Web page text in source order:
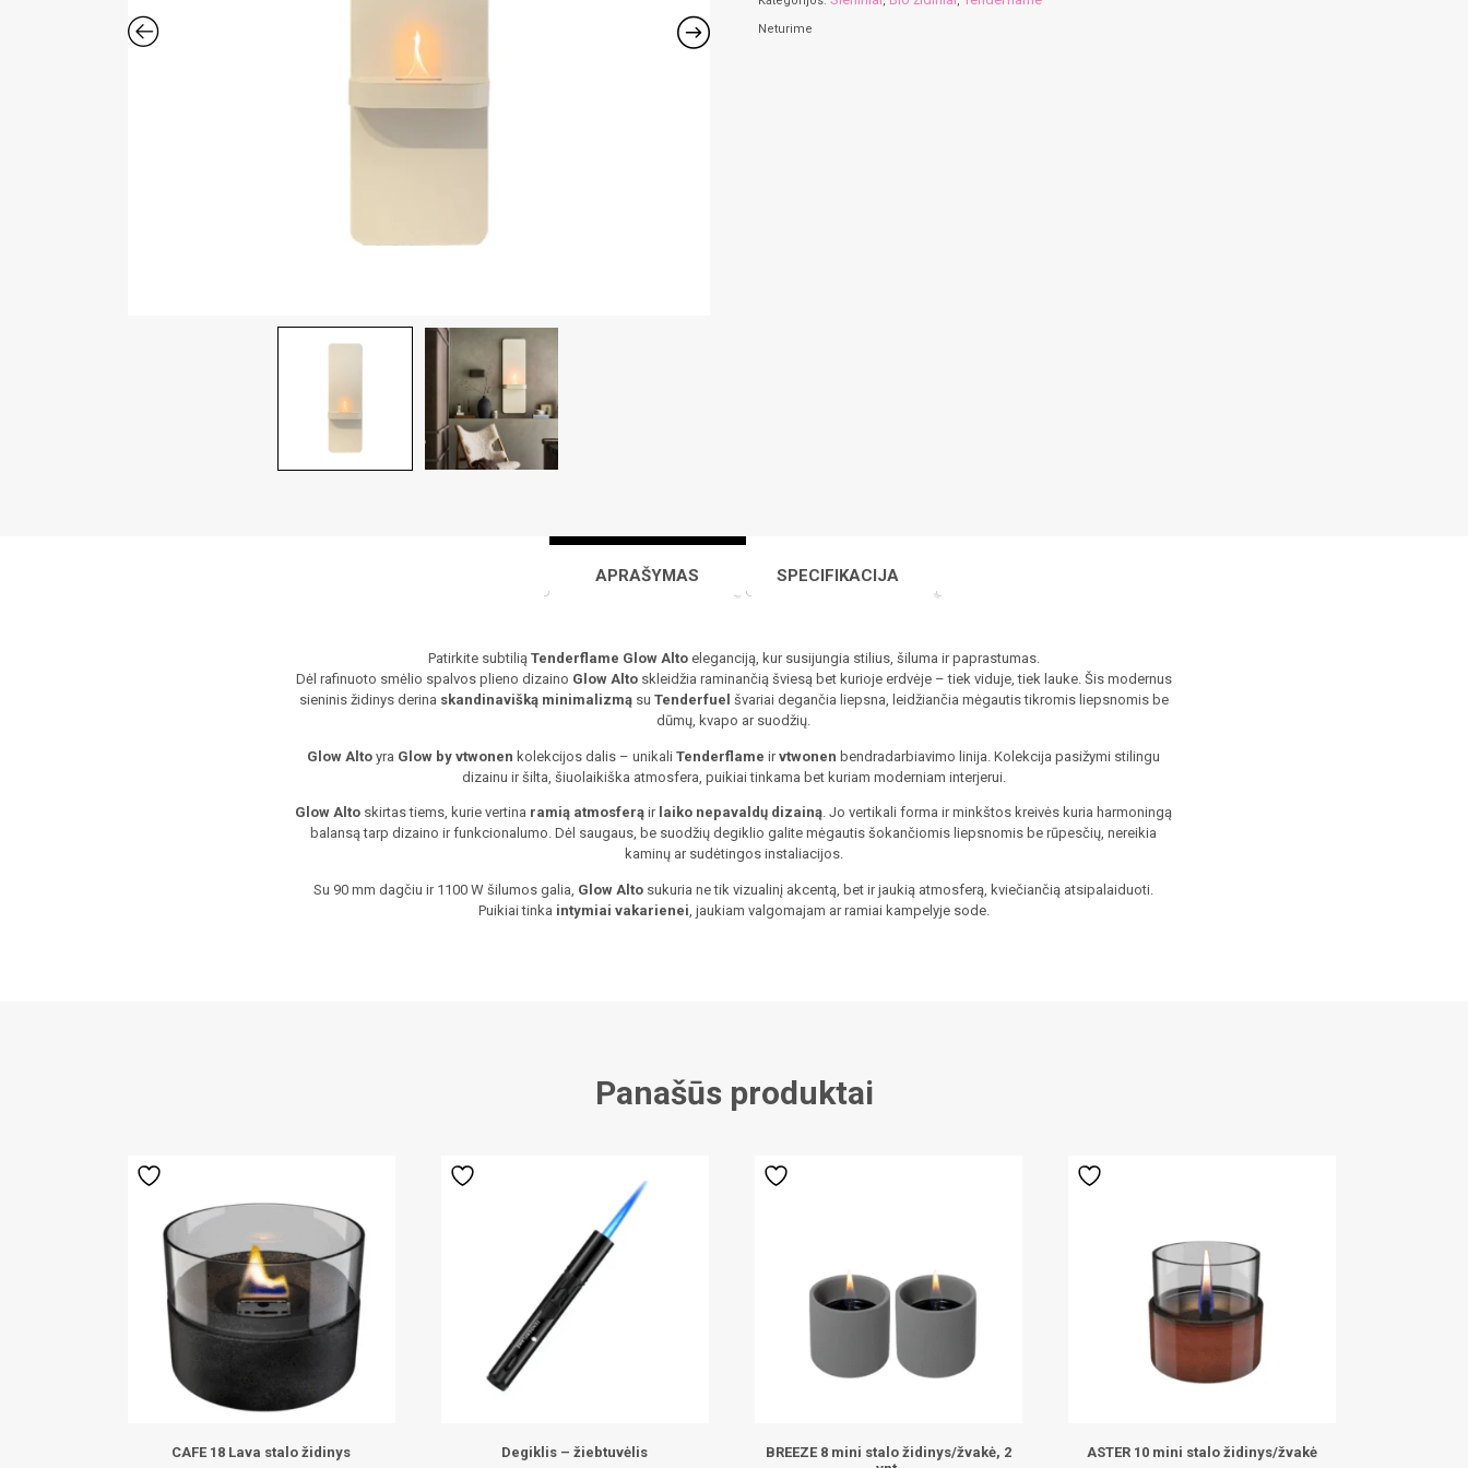
Neturime
APRAŠYMAS SPECIFIKACIJA
Patirkite subtilią Tenderflame Glow Altoeleganciją, kur susijungia stilius, šiluma ir paprastumas.
Dėl rafinuoto smėlio spalvos plieno dizaino Glow Altoskleidžia raminančią šviesą bet kurioje erdvėje – tiek viduje, tiek lauke. Šis modernus
sieninis židinys derina skandinavišką minimalizmąsu Tenderfuel švariai degančia liepsna, leidžiančia mėgautis tikromis liepsnomis be
dūmų, kvapo ar suodžių.
Glow Alto yra Glow by vtwonen kolekcijos dalis – unikaliTenderflame irvtwonen bendradarbiavimo linija. Kolekcija pasižymi stilingu
dizainu ir šilta, šiuolaikiška atmosfera, puikiai tinkama bet kuriam moderniam interjerui.
Glow Alto skirtas tiems, kurie vertina ramią atmosferą ir laiko nepavaldų dizainą. Jo vertikali forma ir minkštos kreivės kuria harmoningą
balansą tarp dizaino ir funkcionalumo. Dėl saugaus, be suodžių degiklio galite mėgautis šokančiomis liepsnomis be rūpesčių, nereikia
kaminų ar sudėtingos instaliacijos.
Su 90 mm dagčiu ir 1100 W šilumos galia, Glow Alto sukuria ne tik vizualinį akcentą, bet ir jaukią atmosferą, kviečiančią atsipalaiduoti.
Puikiai tinka intymiai vakarienei, jaukiam valgomajam ar ramiai kampelyje sode.
Panašūs produktai
CAFE 18 Lava stalo židinys Degiklis – žiebtuvėlis
BREEZE 8 mini stalo židinys/žvakė, 2
ASTER 10 mini stalo židinys/žvakė